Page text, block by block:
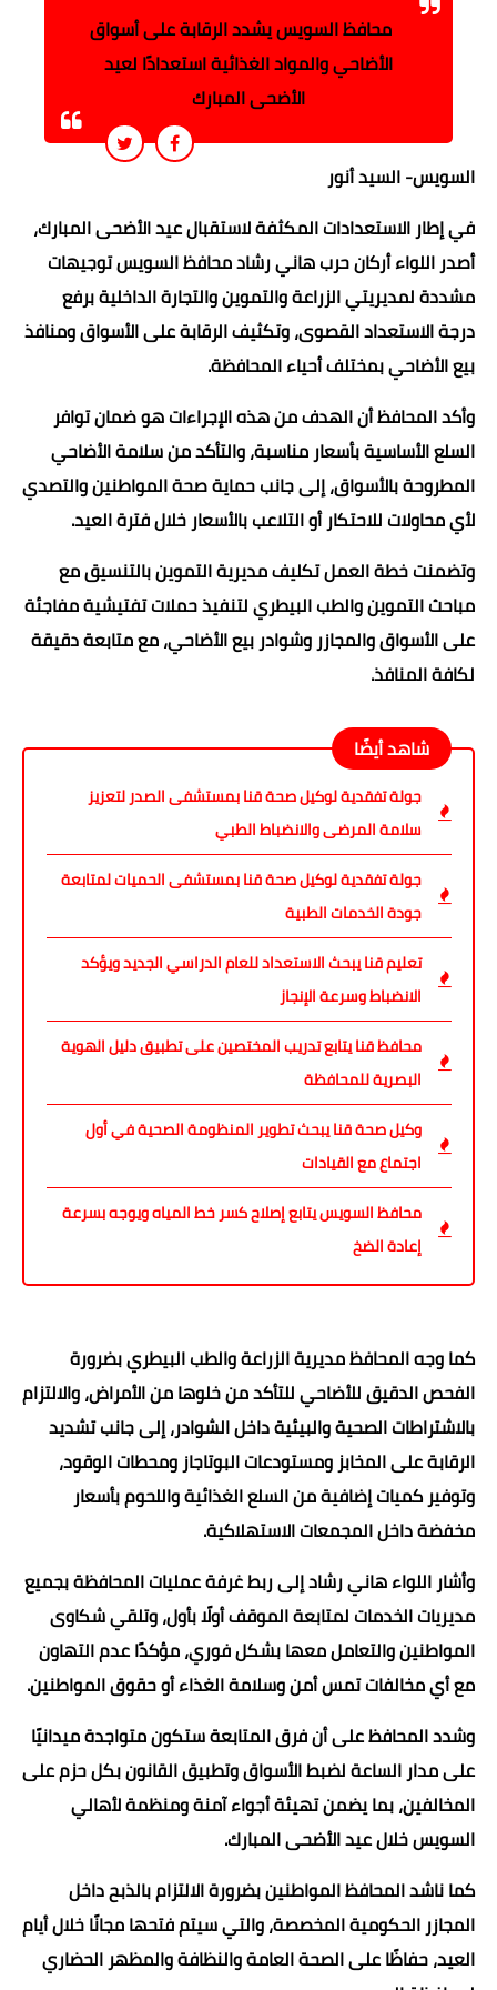
محافظ السويس يشدد الرقابة على أسواق
الأضاحي والمواد الغذائية استعدادًا لعيد
الأضحى المبارك
السويس- السيد أنور
في إطار الاستعدادات المكثفة لاستقبال عيد الأضحى المبارك،
أصدر اللواء أركان حرب هاني رشاد محافظ السويس توجيهات
مشددة لمديريتي الزراعة والتموين والتجارة الداخلية برفع
درجة الاستعداد القصوى، وتكثيف الرقابة على الأسواق ومنافذ
بيع الأضاحي بمختلف أحياء المحافظة.
وأكد المحافظ أن الهدف من هذه الإجراءات هو ضمان توافر
السلع الأساسية بأسعار مناسبة، والتأكد من سلامة الأضاحي
المطروحة بالأسواق، إلى جانب حماية صحة المواطنين والتصدي
لأي محاولات للاحتكار أو التلاعب بالأسعار خلال فترة العيد.
وتضمنت خطة العمل تكليف مديرية التموين بالتنسيق مع
مباحث التموين والطب البيطري لتنفيذ حملات تفتيشية مفاجئة
على الأسواق والمجازر وشوادر بيع الأضاحي، مع متابعة دقيقة
لكافة المنافذ.
شاهد أيضًا
جولة تفقدية لوكيل صحة قنا بمستشفى الصدر لتعزيز
سلامة المرضى والانضباط الطبي
جولة تفقدية لوكيل صحة قنا بمستشفى الحميات لمتابعة
جودة الخدمات الطبية
تعليم قنا يبحث الاستعداد للعام الدراسي الجديد ويؤكد
الانضباط وسرعة الإنجاز
محافظ قنا يتابع تدريب المختصين على تطبيق دليل الهوية
البصرية للمحافظة
وكيل صحة قنا يبحث تطوير المنظومة الصحية في أول
اجتماع مع القيادات
محافظ السويس يتابع إصلاح كسر خط المياه ويوجه بسرعة
إعادة الضخ
كما وجه المحافظ مديرية الزراعة والطب البيطري بضرورة
الفحص الدقيق للأضاحي للتأكد من خلوها من الأمراض، والالتزام
بالاشتراطات الصحية والبيئية داخل الشوادر، إلى جانب تشديد
الرقابة على المخابز ومستودعات البوتاجاز ومحطات الوقود،
وتوفير كميات إضافية من السلع الغذائية واللحوم بأسعار
مخفضة داخل المجمعات الاستهلاكية.
وأشار اللواء هاني رشاد إلى ربط غرفة عمليات المحافظة بجميع
مديريات الخدمات لمتابعة الموقف أولًا بأول، وتلقي شكاوى
المواطنين والتعامل معها بشكل فوري، مؤكدًا عدم التهاون
مع أي مخالفات تمس أمن وسلامة الغذاء أو حقوق المواطنين.
وشدد المحافظ على أن فرق المتابعة ستكون متواجدة ميدانيًا
على مدار الساعة لضبط الأسواق وتطبيق القانون بكل حزم على
المخالفين، بما يضمن تهيئة أجواء آمنة ومنظمة لأهالي
السويس خلال عيد الأضحى المبارك.
كما ناشد المحافظ المواطنين بضرورة الالتزام بالذبح داخل
المجازر الحكومية المخصصة، والتي سيتم فتحها مجانًا خلال أيام
العيد، حفاظًا على الصحة العامة والنظافة والمظهر الحضاري